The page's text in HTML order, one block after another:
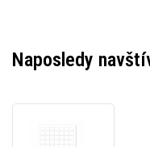
Naposledy